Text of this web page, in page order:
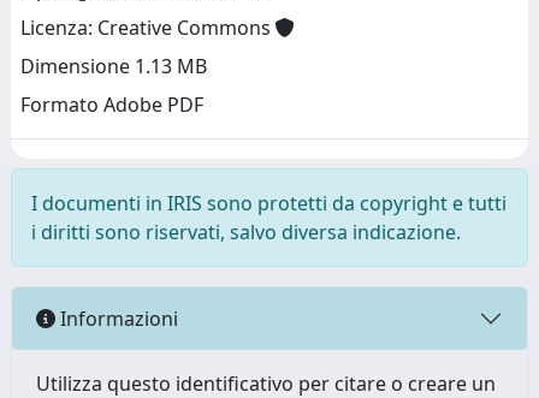
Licenza: Creative Commons
Dimensione 1.13 MB
Formato Adobe PDF
I documenti in IRIS sono protetti da copyright e tutti
i diritti sono riservati, salvo diversa indicazione.
Informazioni
Utilizza questo identificativo per citare o creare un